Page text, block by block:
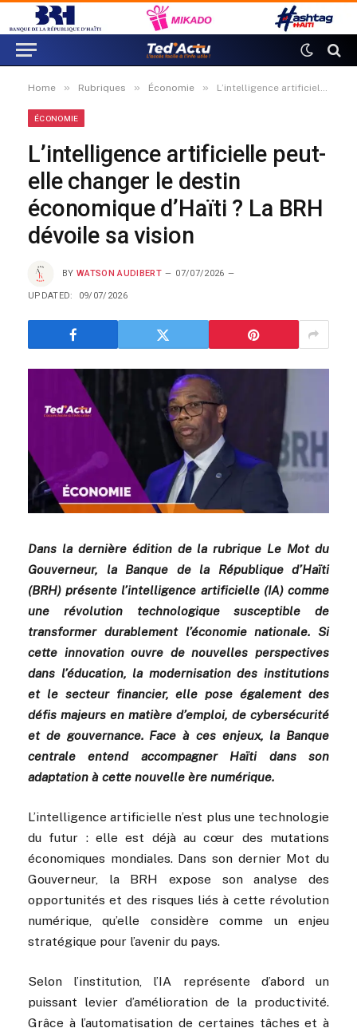
Home » Rubriques » Économie » L’intelligence artificielle peut-elle changer le destin économique d’Haïti ? La BRH dévoile sa vision
ÉCONOMIE
L’intelligence artificielle peut-
elle changer le destin
économique d’Haïti ? La BRH
dévoile sa vision
BY WATSON AUDIBERT 07/07/2026
UPDATED: 09/07/2026
Dans la dernière édition de la rubrique Le Mot du
Gouverneur, la Banque de la République d’Haïti
(BRH) présente l’intelligence artificielle (IA) comme
une révolution technologique susceptible de
transformer durablement l’économie nationale. Si
cette innovation ouvre de nouvelles perspectives
dans l’éducation, la modernisation des institutions
et le secteur financier, elle pose également des
défis majeurs en matière d’emploi, de cybersécurité
et de gouvernance. Face à ces enjeux, la Banque
centrale entend accompagner Haïti dans son
adaptation à cette nouvelle ère numérique.
L’intelligence artificielle n’est plus une technologie
du futur : elle est déjà au cœur des mutations
économiques mondiales. Dans son dernier Mot du
Gouverneur, la BRH expose son analyse des
opportunités et des risques liés à cette révolution
numérique, qu’elle considère comme un enjeu
stratégique pour l’avenir du pays.
Selon l’institution, l’IA représente d’abord un
puissant levier d’amélioration de la productivité.
Grâce à l’automatisation de certaines tâches et à